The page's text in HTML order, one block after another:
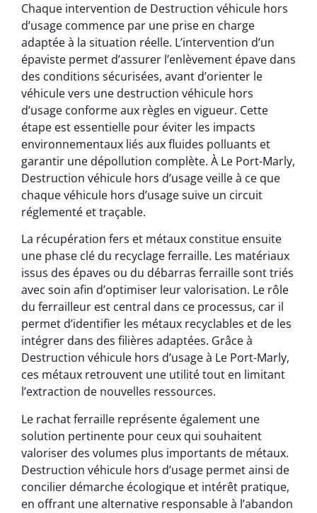
Chaque intervention de Destruction véhicule hors
d’usage commence par une prise en charge
adaptée à la situation réelle. L’intervention d’un
épaviste permet d’assurer l’enlèvement épave dans
des conditions sécurisées, avant d’orienter le
véhicule vers une destruction véhicule hors
d’usage conforme aux règles en vigueur. Cette
étape est essentielle pour éviter les impacts
environnementaux liés aux fluides polluants et
garantir une dépollution complète. À Le Port-Marly,
Destruction véhicule hors d’usage veille à ce que
chaque véhicule hors d’usage suive un circuit
réglementé et traçable.
La récupération fers et métaux constitue ensuite
une phase clé du recyclage ferraille. Les matériaux
issus des épaves ou du débarras ferraille sont triés
avec soin afin d’optimiser leur valorisation. Le rôle
du ferrailleur est central dans ce processus, car il
permet d’identifier les métaux recyclables et de les
intégrer dans des filières adaptées. Grâce à
Destruction véhicule hors d’usage à Le Port-Marly,
ces métaux retrouvent une utilité tout en limitant
l’extraction de nouvelles ressources.
Le rachat ferraille représente également une
solution pertinente pour ceux qui souhaitent
valoriser des volumes plus importants de métaux.
Destruction véhicule hors d’usage permet ainsi de
concilier démarche écologique et intérêt pratique,
en offrant une alternative responsable à l’abandon